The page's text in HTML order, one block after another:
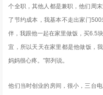
个全职，其他人都是兼职，他们周
了节约成本，我基本不走出家门
伴，我跟他一起在家里做饭，买6.5
宜，所以天天在家里都是他做饭，
妈妈很心疼。”郭列说。
他们当时创业的房间，很小，三台